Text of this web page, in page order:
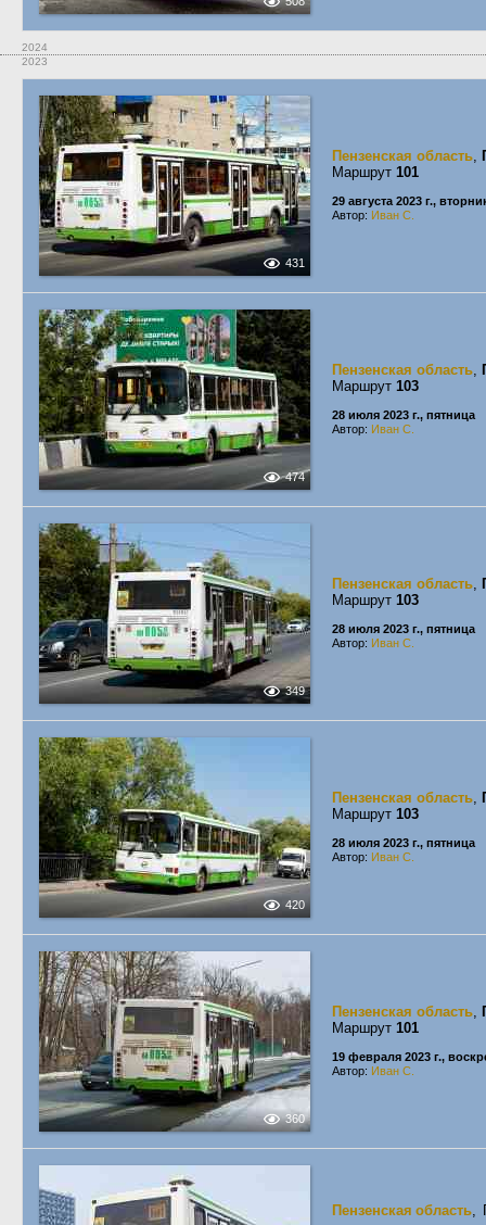
2024
2023
431
Пензенская область,
Маршрут 101
29 августа 2023 г.,
Автор: Иван С.
474
Пензенская область,
Маршрут 103
28 июля 2023 г., пятница
Автор: Иван С.
349
Пензенская область,
Маршрут 103
28 июля 2023 г., пятница
Автор: Иван С.
420
Пензенская область,
Маршрут 103
28 июля 2023 г., пятница
Автор: Иван С.
360
Пензенская область,
Маршрут 101
19 февраля 2023 г.,
Автор: Иван С.
Пензенская область,